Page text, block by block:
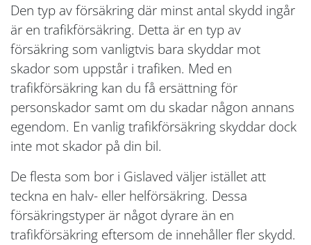
Den typ av försäkring där minst antal skydd ingår
är en trafikförsäkring. Detta är en typ av
försäkring som vanligtvis bara skyddar mot
skador som uppstår i trafiken. Med en
trafikförsäkring kan du få ersättning för
personskador samt om du skadar någon annans
egendom. En vanlig trafikförsäkring skyddar dock
inte mot skador på din bil.
De flesta som bor i Gislaved väljer istället att
teckna en halv- eller helförsäkring. Dessa
försäkringstyper är något dyrare än en
trafikförsäkring eftersom de innehåller fler skydd.